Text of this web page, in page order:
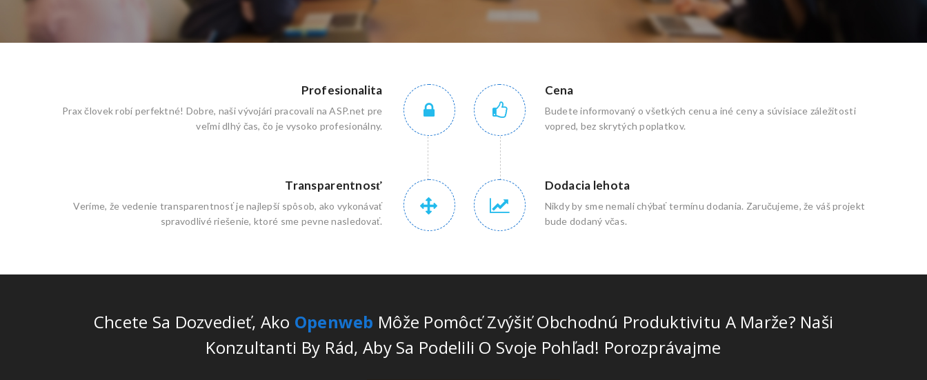
Profesionalita
Prax človek robí perfektné! Dobre, naši vývojári pracovali na ASP.net pre
veľmi dlhý čas, čo je vysoko profesionálny.
Transparentnosť
Veríme, že vedenie transparentnosť je najlepší spôsob, ako vykonávať
spravodlivé riešenie, ktoré sme pevne nasledovať.
Cena
Budete informovaný o všetkých cenu a iné ceny a súvisiace záležitosti
vopred, bez skrytých poplatkov.
Dodacia lehota
Nikdy by sme nemali chýbať termínu dodania. Zaručujeme, že váš projekt
bude dodaný včas.
Chcete Sa Dozvedieť, Ako Openweb Môže Pomôcť Zvýšiť Obchodnú Produktivitu A Marže? Naši
Konzultanti By Rád, Aby Sa Podelili O Svoje Pohľad! Porozprávajme